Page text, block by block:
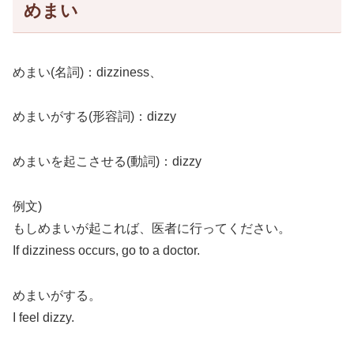
めまい
めまい(名詞)：dizziness、
めまいがする(形容詞)：dizzy
めまいを起こさせる(動詞)：dizzy
例文)
もしめまいが起これば、医者に行ってください。
If dizziness occurs, go to a doctor.
めまいがする。
I feel dizzy.